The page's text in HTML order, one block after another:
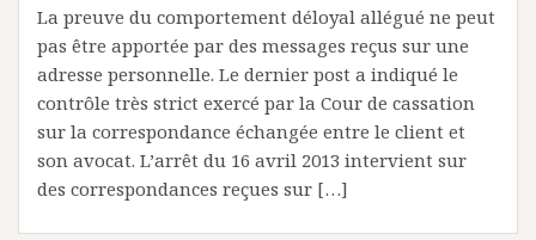
La preuve du comportement déloyal allégué ne peut
pas être apportée par des messages reçus sur une
adresse personnelle. Le dernier post a indiqué le
contrôle très strict exercé par la Cour de cassation
sur la correspondance échangée entre le client et
son avocat. L’arrêt du 16 avril 2013 intervient sur
des correspondances reçues sur […]